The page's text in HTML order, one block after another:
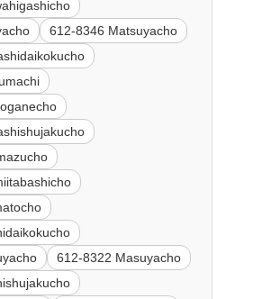
612-8346 Matsuyacho
612-8322 Masuyacho